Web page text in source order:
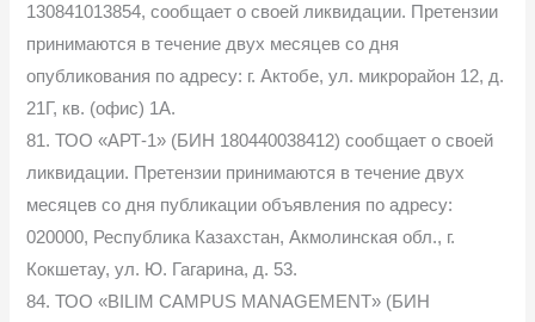
130841013854, сообщает о своей ликвидации. Претензии
принимаются в течение двух месяцев со дня
опубликования по адресу: г. Актобе, ул. микрорайон 12, д.
21Г, кв. (офис) 1А.
81. ТОО «АРТ-1» (БИН 180440038412) сообщает о своей
ликвидации. Претензии принимаются в течение двух
месяцев со дня публикации объявления по адресу:
020000, Республика Казахстан, Акмолинская обл., г.
Кокшетау, ул. Ю. Гагарина, д. 53.
84. ТОО «BILIM CAMPUS MANAGEMENT» (БИН